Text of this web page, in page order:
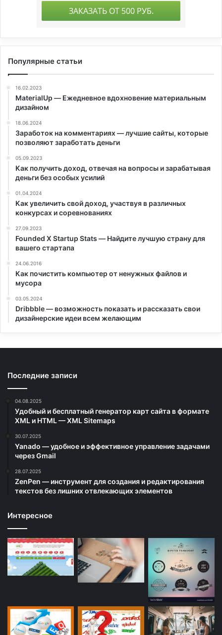
Популярные статьи
16.02.2023
MaterialUp — Ежедневное вдохновение материальным
дизайном
18.06.2024
Заработок на комментариях — лучшие сайты, которые
позволяют заработать деньги
05.09.2023
Как получить доход, отвечая на вопросы и зарабатывая
деньги без особых усилий
01.04.2024
Как увеличить свой доход, участвуя в различных
конкурсах и соревнованиях
27.09.2023
Founded X Startup Stats — Найдите лучшую страну для
вашего стартапа
24.06.2016
Как почистить компьютер от ненужных файлов и
мусора
03.05.2024
Dribbble — возможность показать и рассказать свои
дизайнерские идеи всем желающим
Последние записи
04.08.2025
Удобный и бесплатный генератор карт сайта в формате
XML и HTML — XML Sitemaps
30.07.2025
Yanado — удобное и эффективное управление задачами
через Gmail
28.07.2025
ZenPen — инструмент для создания и редактирования
текстов без лишних отвлекающих элементов
Интересное